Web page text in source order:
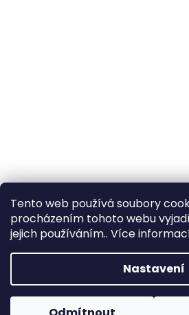
Tento web používá soubory
procházením tohoto webu
jejich používáním.. Více
Nastavení
Copyright 2026Zahrada